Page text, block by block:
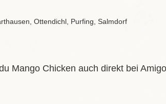
Ottendichl, Purfing, Salmdorf
Mango Chicken auch direkt bei